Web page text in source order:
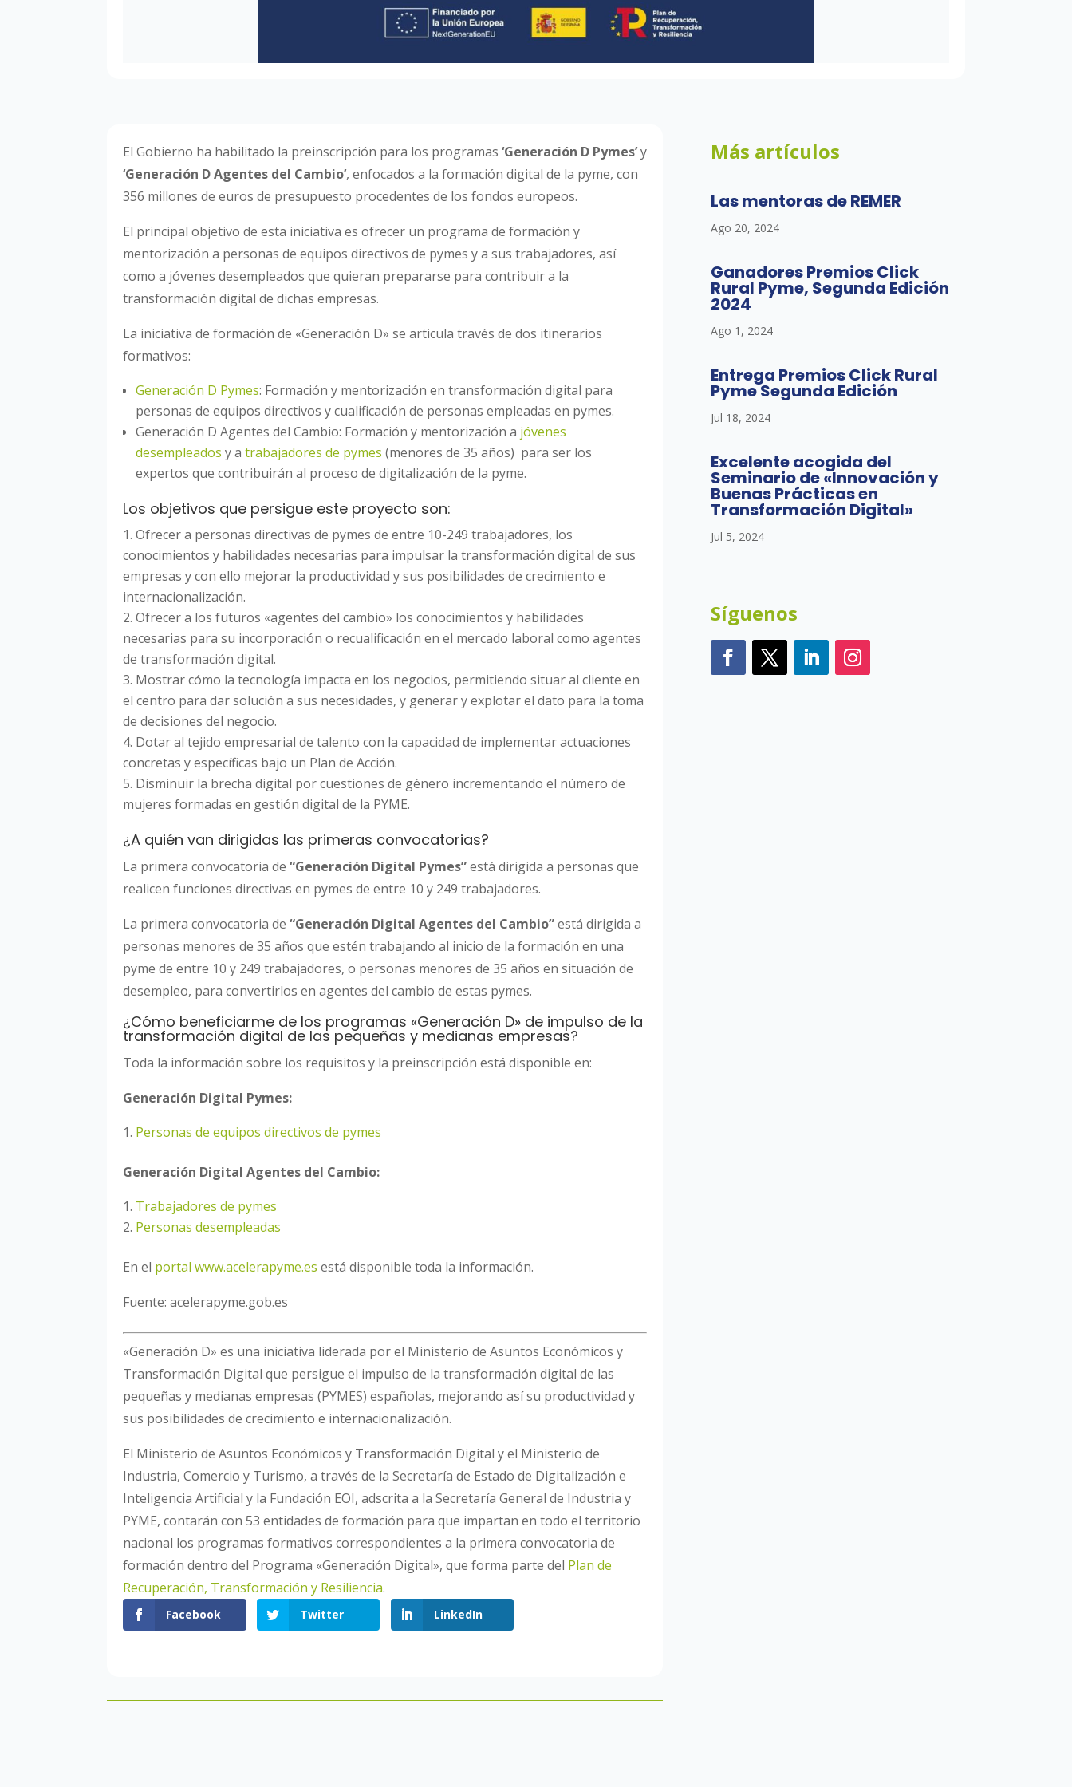
El Gobierno ha habilitado la preinscripción para los programas ‘Generación D Pymes’y
‘Generación D Agentes del Cambio’, enfocados a la formación digital de la pyme, con
356 millones de euros de presupuesto procedentes de los fondos europeos.
El principal objetivo de esta iniciativa es ofrecer un programa de formación y
mentorización a personas de equipos directivos de pymes y a sus trabajadores, así
como a jóvenes desempleados que quieran prepararse para contribuir a la
transformación digital de dichas empresas.
La iniciativa de formación de «Generación D» se articula través de dos itinerarios
formativos:
Generación D Pymes: Formación y mentorización en transformación digital para
personas de equipos directivos y cualificación de personas empleadas en pymes.
Generación D Agentes del Cambio: Formación y mentorización a jóvenes
desempleados y atrabajadores de pymes (menores de 35 años) para ser los
expertos que contribuirán al proceso de digitalización de la pyme.
Los objetivos que persigue este proyecto son:
Ofrecer a personas directivas de pymes de entre 10-249 trabajadores, los
conocimientos y habilidades necesarias para impulsar la transformación digital de sus
empresas y con ello mejorar la productividad y sus posibilidades de crecimiento e
internacionalización.
Ofrecer a los futuros «agentes del cambio» los conocimientos y habilidades
necesarias para su incorporación o recualificación en el mercado laboral como agentes
de transformación digital.
Mostrar cómo la tecnología impacta en los negocios, permitiendo situar al cliente en
el centro para dar solución a sus necesidades, y generar y explotar el dato para la toma
de decisiones del negocio.
Dotar al tejido empresarial de talento con la capacidad de implementar actuaciones
concretas y específicas bajo un Plan de Acción.
Disminuir la brecha digital por cuestiones de género incrementando el número de
mujeres formadas en gestión digital de la PYME.
¿A quién van dirigidas las primeras convocatorias?
La primera convocatoria de “Generación Digital Pymes”está dirigida a personas que
realicen funciones directivas en pymes de entre 10 y 249 trabajadores.
La primera convocatoria de“Generación Digital Agentes del Cambio”está dirigida a
personas menores de 35 años que estén trabajando al inicio de la formación en una
pyme de entre 10 y 249 trabajadores, o personas menores de 35 años en situación de
desempleo, para convertirlos en agentes del cambio de estas pymes.
¿Cómo beneficiarme de los programas «Generación D» de impulso de la
transformación digital de las pequeñas y medianas empresas?
Toda la información sobre los requisitos y la preinscripción está disponible en:
Generación Digital Pymes:
Personas de equipos directivos de pymes
Generación Digital Agentes del Cambio:
Trabajadores de pymes
Personas desempleadas
En el portal www.acelerapyme.es está disponible toda la información.
Fuente: acelerapyme.gob.es
«Generación D» es una iniciativa liderada por el Ministerio de Asuntos Económicos y
Transformación Digital que persigue el impulso de la transformación digital de las
pequeñas y medianas empresas (PYMES) españolas, mejorando así su productividad y
sus posibilidades de crecimiento e internacionalización.
El Ministerio de Asuntos Económicos y Transformación Digital y el Ministerio de
Industria, Comercio y Turismo, a través de la Secretaría de Estado de Digitalización e
Inteligencia Artificial y la Fundación EOI, adscrita a la Secretaría General de Industria y
PYME, contarán con 53 entidades de formación para que impartan en todo el territorio
nacional los programas formativos correspondientes a la primera convocatoria de
formación dentro del Programa «Generación Digital», que forma parte del Plan de
Recuperación, Transformación y Resiliencia.
Facebook Twitter LinkedIn
Más artículos
Las mentoras de REMER
Ago 20, 2024
Ganadores Premios Click
Rural Pyme, Segunda Edición
2024
Ago 1, 2024
Entrega Premios Click Rural
Pyme Segunda Edición
Jul 18, 2024
Excelente acogida del
Seminario de «Innovación y
Buenas Prácticas en
Transformación Digital»
Jul 5, 2024
Síguenos